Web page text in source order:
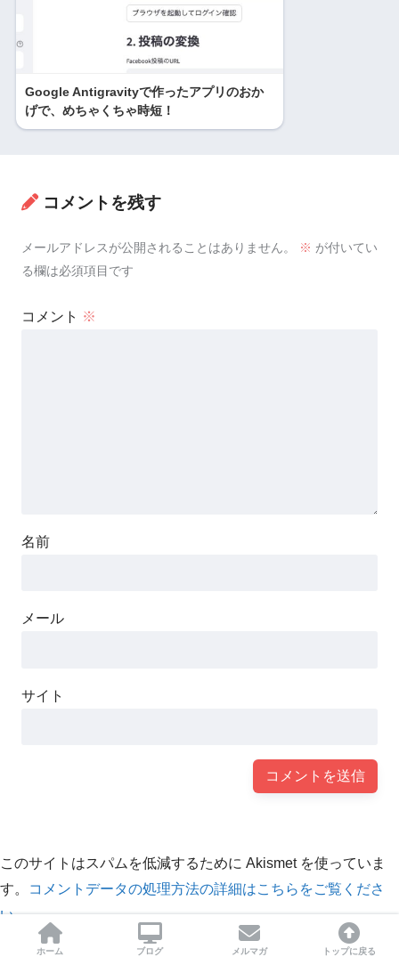
Google Antigravityで作ったアプリのおか
げで、めちゃくちゃ時短！
コメントを残す
メールアドレスが公開されることはありません。 ※ が付いてい
る欄は必須項目です
コメント ※
名前
メール
サイト
このサイトはスパムを低減するために Akismet を使っていま
す。
コメントデータの処理方法の詳細はこちらをご覧くださ
い。
ホーム ブログ メルマガ トップに戻る